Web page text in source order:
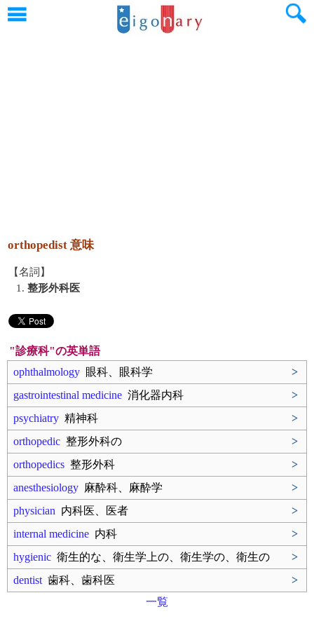
orthopedist 意味
【名詞】
1. 整形外科医
"診療科"の英単語
ophthalmology 眼科、眼科学
>
gastrointestinal medicine 消化器内科
>
psychiatry 精神科
>
orthopedic 整形外科の
>
orthopedics 整形外科
>
anesthesiology 麻酔科、麻酔学
>
physician 内科医、医者
>
internal medicine 内科
>
hygienic 衛生的な、衛生学上の、衛生学の、衛生の
>
dentist 歯科、歯科医
>
一覧